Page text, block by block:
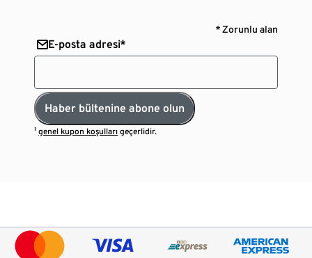
* Zorunlu alan
E-posta adresi*
Haber bültenine abone olun
¹genel kupon koşulları geçerlidir.